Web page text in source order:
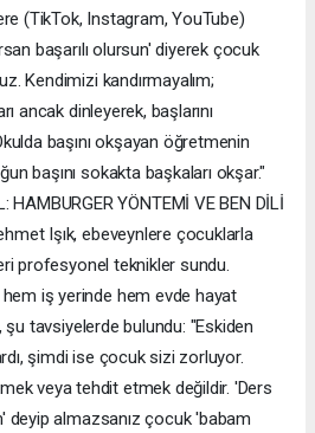
(TikTok, Instagram, YouTube)
başarılı olursun' diyerek çocuk
Kendimizi kandırmayalım;
ancak dinleyerek, başlarını
başını okşayan öğretmenin
başını sokakta başkaları okşar."
HAMBURGER YÖNTEMİ VE BEN DİLİ
Işık, ebeveynlere çocuklarla
profesyonel teknikler sundu.
iş yerinde hem evde hayat
şu tavsiyelerde bulundu: "Eskiden
şimdi ise çocuk sizi zorluyor.
veya tehdit etmek değildir. 'Ders
deyip almazsanız çocuk 'babam